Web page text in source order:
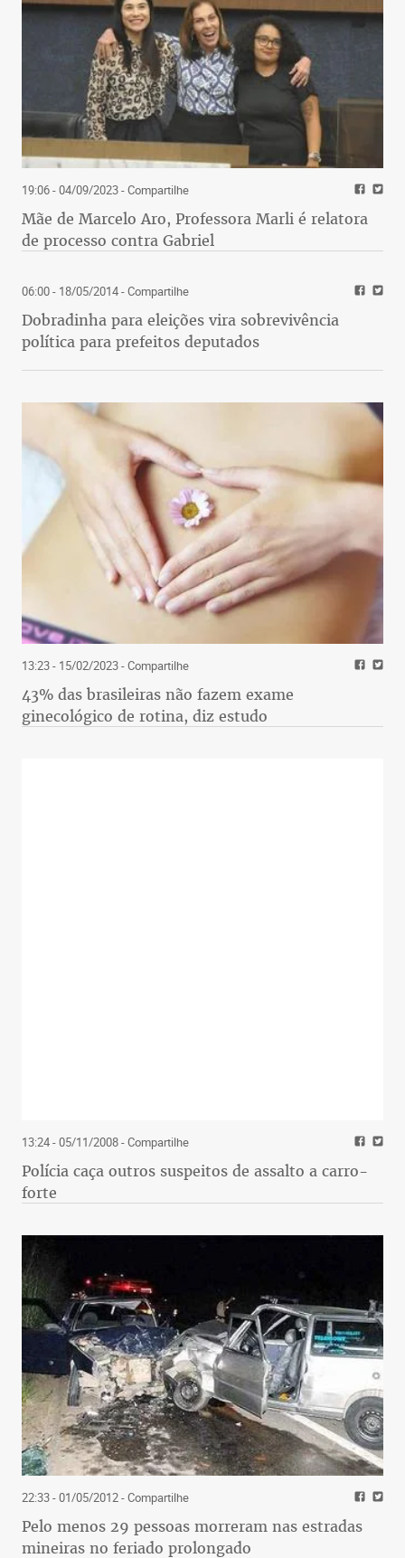
19:06 - 04/09/2023- Compartilhe
Mãe de Marcelo Aro, Professora Marli é relatora
de processo contra Gabriel
06:00 - 18/05/2014- Compartilhe
Dobradinha para eleições vira sobrevivência
política para prefeitos deputados
13:23 - 15/02/2023- Compartilhe
43% das brasileiras não fazem exame
ginecológico de rotina, diz estudo
13:24 - 05/11/2008- Compartilhe
Polícia caça outros suspeitos de assalto a carro-
forte
22:33 - 01/05/2012- Compartilhe
Pelo menos 29 pessoas morreram nas estradas
mineiras no feriado prolongado